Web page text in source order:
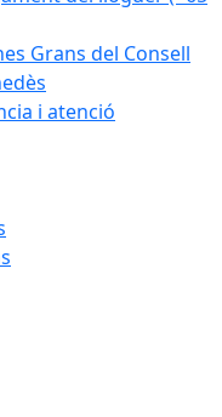
Grans del Consell
i atenció